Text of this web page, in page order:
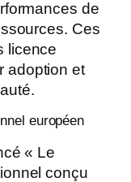
de
Ces
licence
adoption et
européen
« Le
conçu